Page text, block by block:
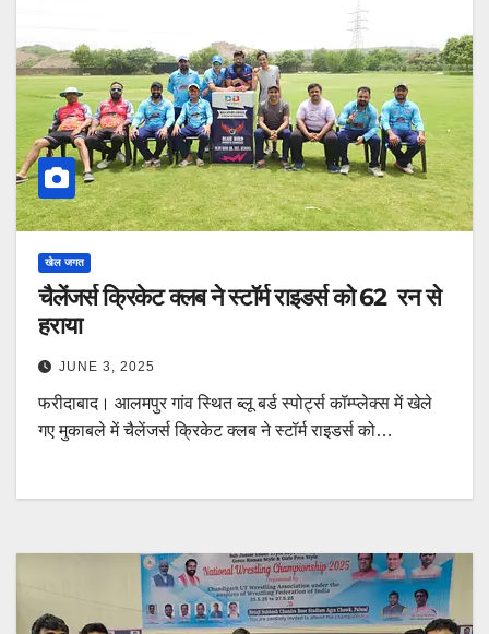
खेल जगत
चैलेंजर्स क्रिकेट क्लब ने स्टॉर्म राइडर्स को 62 रन से
हराया
JUNE 3, 2025
फरीदाबाद। आलमपुर गांव स्थित ब्लू बर्ड स्पोर्ट्स कॉम्प्लेक्स में खेले
गए मुकाबले में चैलेंजर्स क्रिकेट क्लब ने स्टॉर्म राइडर्स को…